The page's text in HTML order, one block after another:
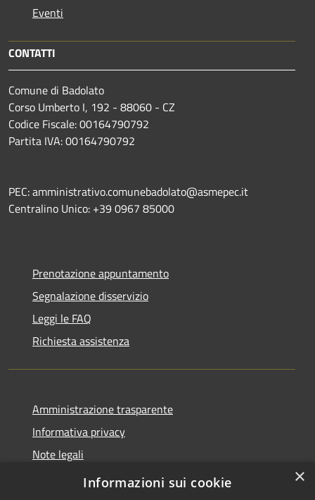
Eventi
CONTATTI
Comune di Badolato
Corso Umberto I, 192 - 88060 - CZ
Codice Fiscale: 00164790792
Partita IVA: 00164790792
PEC: amministrativo.comunebadolato@asmepec.it
Centralino Unico: +39 0967 85000
Prenotazione appuntamento
Segnalazione disservizio
Leggi le FAQ
Richiesta assistenza
Amministrazione trasparente
Informativa privacy
Note legali
Dichiarazione di accessibilità
×
Informazioni sui cookie